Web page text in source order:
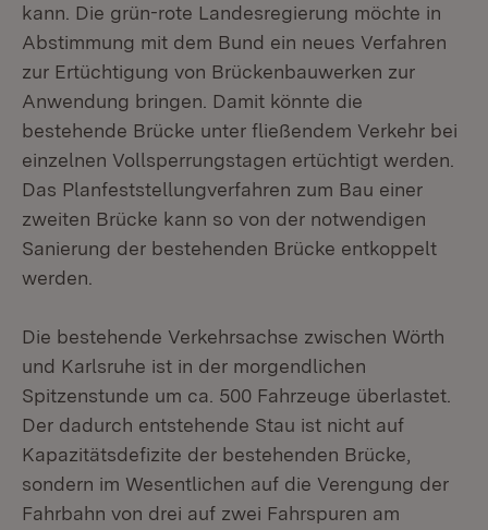
kann. Die grün-rote Landesregierung möchte in
Abstimmung mit dem Bund ein neues Verfahren
zur Ertüchtigung von Brückenbauwerken zur
Anwendung bringen. Damit könnte die
bestehende Brücke unter fließendem Verkehr bei
einzelnen Vollsperrungstagen ertüchtigt werden.
Das Planfeststellungverfahren zum Bau einer
zweiten Brücke kann so von der notwendigen
Sanierung der bestehenden Brücke entkoppelt
werden.
Die bestehende Verkehrsachse zwischen Wörth
und Karlsruhe ist in der morgendlichen
Spitzenstunde um ca. 500 Fahrzeuge überlastet.
Der dadurch entstehende Stau ist nicht auf
Kapazitätsdefizite der bestehenden Brücke,
sondern im Wesentlichen auf die Verengung der
Fahrbahn von drei auf zwei Fahrspuren am